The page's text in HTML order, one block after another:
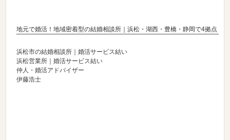
地元で婚活！地域密着型の結婚相談所｜浜松・湖西・豊橋・静岡で4拠点
浜松市の結婚相談所｜婚活サービス結い
浜松営業所｜婚活サービス結い
仲人・婚活アドバイザー
伊藤浩士